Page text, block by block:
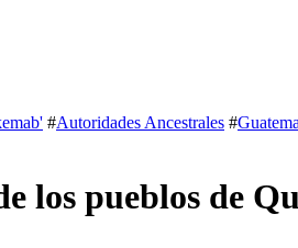
#Autoridades Ancestrales #
los pueblos de